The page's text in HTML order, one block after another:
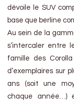
dévoile le SUV
base que berline
Au sein de la
s’intercaler entre
famille des
d’exemplaires sur
ans (soit une
chaque année…)